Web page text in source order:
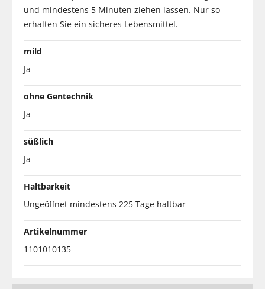
und mindestens 5 Minuten ziehen lassen. Nur so
erhalten Sie ein sicheres Lebensmittel.
mild
Ja
ohne Gentechnik
Ja
süßlich
Ja
Haltbarkeit
Ungeöffnet mindestens 225 Tage haltbar
Artikelnummer
1101010135